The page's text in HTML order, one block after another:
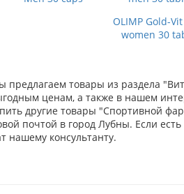
OLIMP Gold-
women 30
предлагаем товары из раздела
ценам, а также в нашем
другие товары "Спортивной
почтой в город Лубны. Если
нашему консультанту.